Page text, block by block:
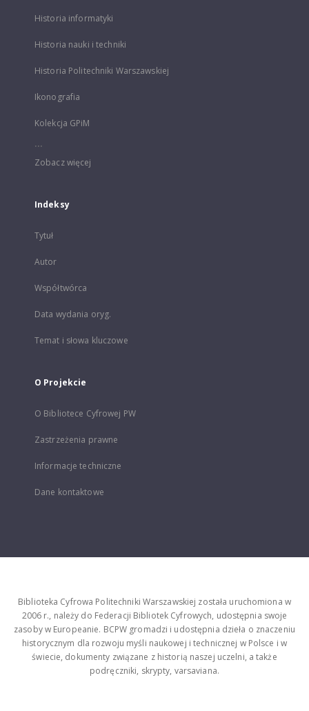
Historia informatyki
Historia nauki i techniki
Historia Politechniki Warszawskiej
Ikonografia
Kolekcja GPiM
...
Zobacz więcej
Indeksy
Tytuł
Autor
Współtwórca
Data wydania oryg.
Temat i słowa kluczowe
O Projekcie
O Bibliotece Cyfrowej PW
Zastrzeżenia prawne
Informacje techniczne
Dane kontaktowe
Biblioteka Cyfrowa Politechniki Warszawskiej została uruchomiona w
2006 r., należy do Federacji Bibliotek Cyfrowych, udostępnia swoje
zasoby w Europeanie. BCPW gromadzi i udostępnia dzieła o znaczeniu
historycznym dla rozwoju myśli naukowej i technicznej w Polsce i w
świecie, dokumenty związane z historią naszej uczelni, a także
podręczniki, skrypty, varsaviana.